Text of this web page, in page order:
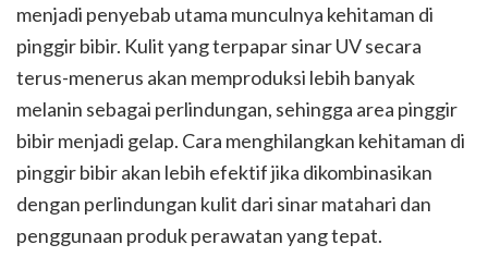
menjadi penyebab utama munculnya kehitaman di
pinggir bibir. Kulit yang terpapar sinar UV secara
terus-menerus akan memproduksi lebih banyak
melanin sebagai perlindungan, sehingga area pinggir
bibir menjadi gelap. Cara menghilangkan kehitaman di
pinggir bibir akan lebih efektif jika dikombinasikan
dengan perlindungan kulit dari sinar matahari dan
penggunaan produk perawatan yang tepat.